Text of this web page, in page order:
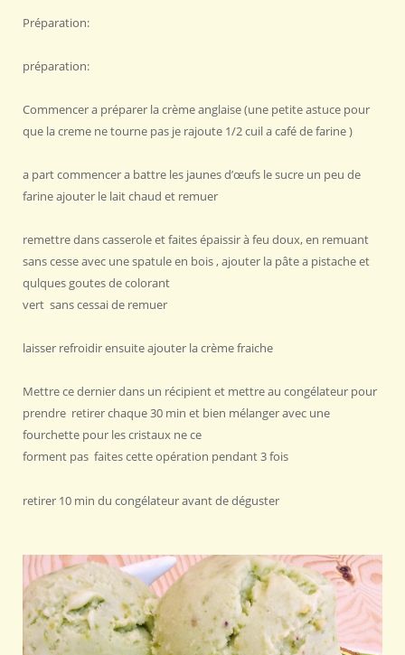
Préparation:
préparation:
Commencer a préparer la crème anglaise (une petite astuce pour
que la creme ne tourne pas je rajoute 1/2 cuil a café de farine )
a part commencer a battre les jaunes d’œufs le sucre un peu de
farine ajouter le lait chaud et remuer
remettre dans casserole et faites épaissir à feu doux, en remuant
sans cesse avec une spatule en bois , ajouter la pâte a pistache et
qulques goutes de colorant
vert sans cessai de remuer
laisser refroidir ensuite ajouter la crème fraiche
Mettre ce dernier dans un récipient et mettre au congélateur pour
prendre retirer chaque 30 min et bien mélanger avec une
fourchette pour les cristaux ne ce
forment pas faites cette opération pendant 3 fois
retirer 10 min du congélateur avant de déguster